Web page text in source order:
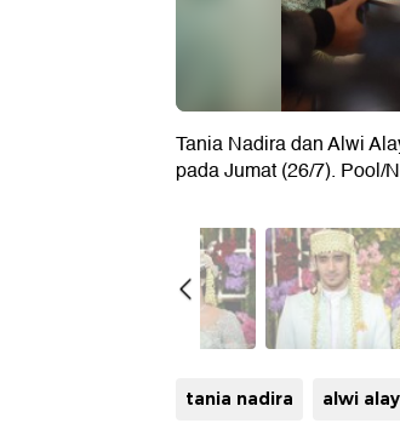
Tania Nadira dan Alwi
pada Jumat (26/7). Pool/
tania nadira alwi